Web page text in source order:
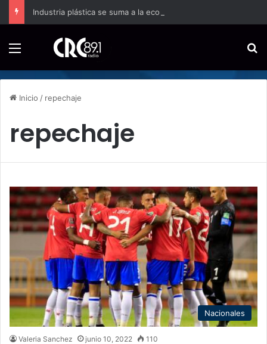
Industria plástica se suma a la economía circular
Inicio / repechaje
repechaje
Nacionales
Valeria Sanchez junio 10, 2022 110